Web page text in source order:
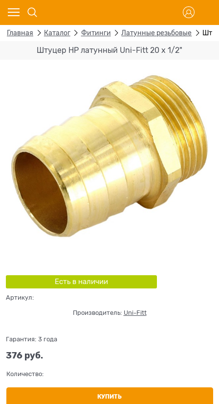
Главная Каталог Фитинги Латунные резьбовые
Штуцер НР латунный Uni-Fitt 20 x 1/2"
Есть в наличии
Артикул:
Производитель: Uni-Fitt
Гарантия: 3 года
376 руб.
Количество:
КУПИТЬ